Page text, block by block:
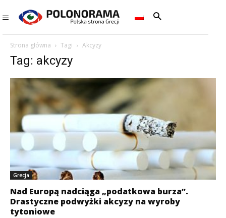
Strona główna Tagi Akcyzy
Tag: akcyzy
Grecja
Nad Europą nadciąga „podatkowa burza”.
Drastyczne podwyżki akcyzy na wyroby
tytoniowe